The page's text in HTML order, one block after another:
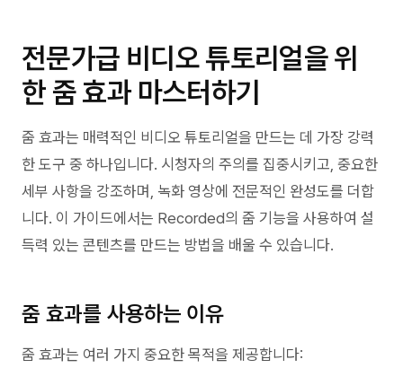
전문가급 비디오 튜토리얼을 위
한 줌 효과 마스터하기
줌 효과는 매력적인 비디오 튜토리얼을 만드는 데 가장 강력
한 도구 중 하나입니다. 시청자의 주의를 집중시키고, 중요한
세부 사항을 강조하며, 녹화 영상에 전문적인 완성도를 더합
니다. 이 가이드에서는 Recorded의 줌 기능을 사용하여 설
득력 있는 콘텐츠를 만드는 방법을 배울 수 있습니다.
줌 효과를 사용하는 이유
줌 효과는 여러 가지 중요한 목적을 제공합니다: